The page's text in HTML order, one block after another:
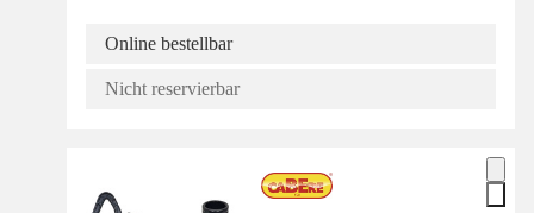
Online bestellbar
Nicht reservierbar